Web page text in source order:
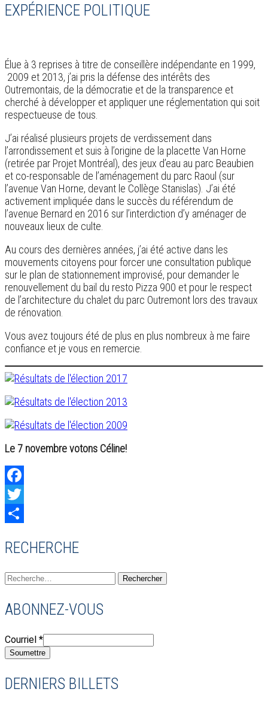
EXPÉRIENCE POLITIQUE
Élue à 3 reprises à titre de conseillère indépendante en 1999,
2009 et 2013, j’ai pris la défense des intérêts des
Outremontais, de la démocratie et de la transparence et
cherché à développer et appliquer une réglementation qui soit
respectueuse de tous.
J’ai réalisé plusieurs projets de verdissement dans
l’arrondissement et suis à l’origine de la placette Van Horne
(retirée par Projet Montréal), des jeux d’eau au parc Beaubien
et co-responsable de l’aménagement du parc Raoul (sur
l’avenue Van Horne, devant le Collège Stanislas). J’ai été
activement impliquée dans le succès du référendum de
l’avenue Bernard en 2016 sur l’interdiction d’y aménager de
nouveaux lieux de culte.
Au cours des dernières années, j’ai été active dans les
mouvements citoyens pour forcer une consultation publique
sur le plan de stationnement improvisé, pour demander le
renouvellement du bail du resto Pizza 900 et pour le respect
de l’architecture du chalet du parc Outremont lors des travaux
de rénovation.
Vous avez toujours été de plus en plus nombreux à me faire
confiance et je vous en remercie.
Le 7 novembre votons Céline!
Facebook
Twitter
RECHERCHE
Rechercher
:
ABONNEZ-VOUS
Courriel *
Soumettre
DERNIERS BILLETS